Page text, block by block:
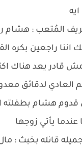
المُتعب : هشام
اننا راجعين بكره
قادر يعد هناك
العادي لدقائق
هشام بطفلته
يأتي زوجها
قائله بخبث :